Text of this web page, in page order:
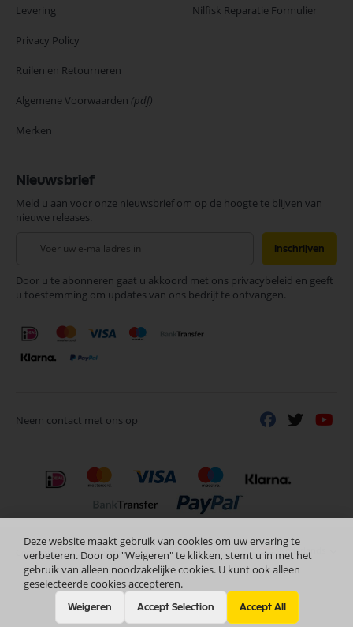
Levering
Privacy Policy
Ruilen en Retourneren
Algemene Voorwaarden (pdf)
Merken
Nilfisk Reparatie Formulier
Nieuwsbrief
Meld u aan voor onze nieuwsbrief om op de hoogte te blijven van
nieuwe releases.
onze
nieuwsbrief
Inschrijven
Door u te abonneren gaat u akkoord met ons privacybeleid en geeft
u toestemming om updates van ons bedrijf te ontvangen.
Neem contact met ons op
Deze website maakt gebruik van cookies om uw ervaring te
verbeteren. Door op "Weigeren" te klikken, stemt u in met het
gebruik van alleen noodzakelijke cookies. U kunt ook alleen
geselecteerde cookies accepteren.
Weigeren Accept Selection Accept All
Copyright © 2024 Selectra Hengelo Nederlands